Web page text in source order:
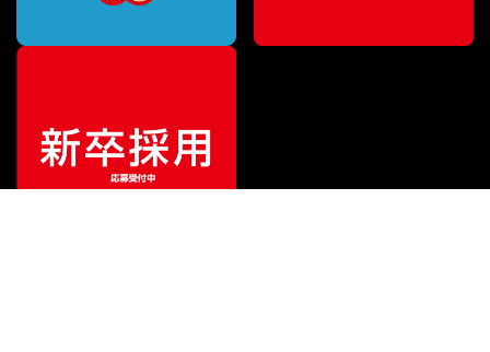
販売価格¥35,750（税込）